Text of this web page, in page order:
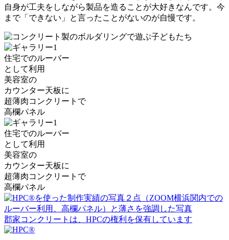
自身が工夫をしながら製品を造ることが大好きなんです。今
まで「できない」と言ったことがないのが自慢です。
住宅でのルーバー
として利用
美容室の
カウンター天板に
超薄肉コンクリートで
高欄パネル
住宅でのルーバー
として利用
美容室の
カウンター天板に
超薄肉コンクリートで
高欄パネル
郡家コンクリートは、HPCの権利を保有しています